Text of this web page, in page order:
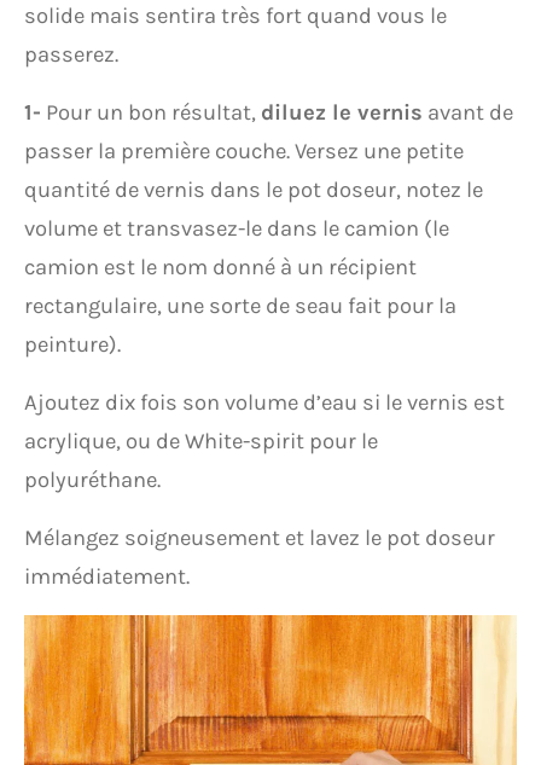
solide mais sentira très fort quand vous le
passerez.
1- Pour un bon résultat, diluez le vernis avant de
passer la première couche. Versez une petite
quantité de vernis dans le pot doseur, notez le
volume et transvasez-le dans le camion (le
camion est le nom donné à un récipient
rectangulaire, une sorte de seau fait pour la
peinture).
Ajoutez dix fois son volume d’eau si le vernis est
acrylique, ou de White-spirit pour le
polyuréthane.
Mélangez soigneusement et lavez le pot doseur
immédiatement.